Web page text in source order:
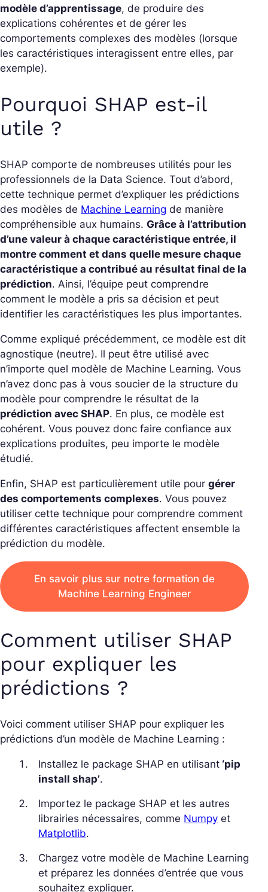
modèle d’apprentissage, de produire des
explications cohérentes et de gérer les
comportements complexes des modèles (lorsque
les caractéristiques interagissent entre elles, par
exemple).
Pourquoi SHAP est-il
utile ?
SHAP comporte de nombreuses utilités pour les
professionnels de la Data Science. Tout d’abord,
cette technique permet d’expliquer les prédictions
des modèles de Machine Learning de manière
compréhensible aux humains. Grâce à l’attribution
d’une valeur à chaque caractéristique entrée, il
montre comment et dans quelle mesure chaque
caractéristique a contribué au résultat final de la
prédiction. Ainsi, l’équipe peut comprendre
comment le modèle a pris sa décision et peut
identifier les caractéristiques les plus importantes.
Comme expliqué précédemment, ce modèle est dit
agnostique (neutre). Il peut être utilisé avec
n’importe quel modèle de Machine Learning. Vous
n’avez donc pas à vous soucier de la structure du
modèle pour comprendre le résultat de la
prédiction avec SHAP. En plus, ce modèle est
cohérent. Vous pouvez donc faire confiance aux
explications produites, peu importe le modèle
étudié.
Enfin, SHAP est particulièrement utile pour gérer
des comportements complexes. Vous pouvez
utiliser cette technique pour comprendre comment
différentes caractéristiques affectent ensemble la
prédiction du modèle.
En savoir plus sur notre formation de
Machine Learning Engineer
Comment utiliser SHAP
pour expliquer les
prédictions ?
Voici comment utiliser SHAP pour expliquer les
prédictions d’un modèle de Machine Learning :
Installez le package SHAP en utilisant ‘pip
install shap’.
Importez le package SHAP et les autres
librairies nécessaires, comme Numpy et
Matplotlib.
Chargez votre modèle de Machine Learning
et préparez les données d’entrée que vous
souhaitez expliquer.